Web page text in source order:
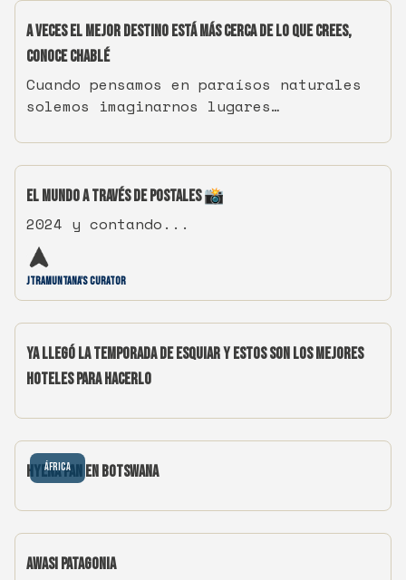
A veces el mejor destino está más cerca de lo que crees,
conoce Chablé
Cuando pensamos en paraísos naturales
solemos imaginarnos lugares
falta ir tan lejos para vivir una
experiencia única.
El Mundo a Través de Postales 📸
2024 y contando...
JTramuntana's Curator
Ya llegó la temporada de esquiar y estos son los mejores
hoteles para hacerlo
África
Hyena Pan en Botswana
Awasi Patagonia